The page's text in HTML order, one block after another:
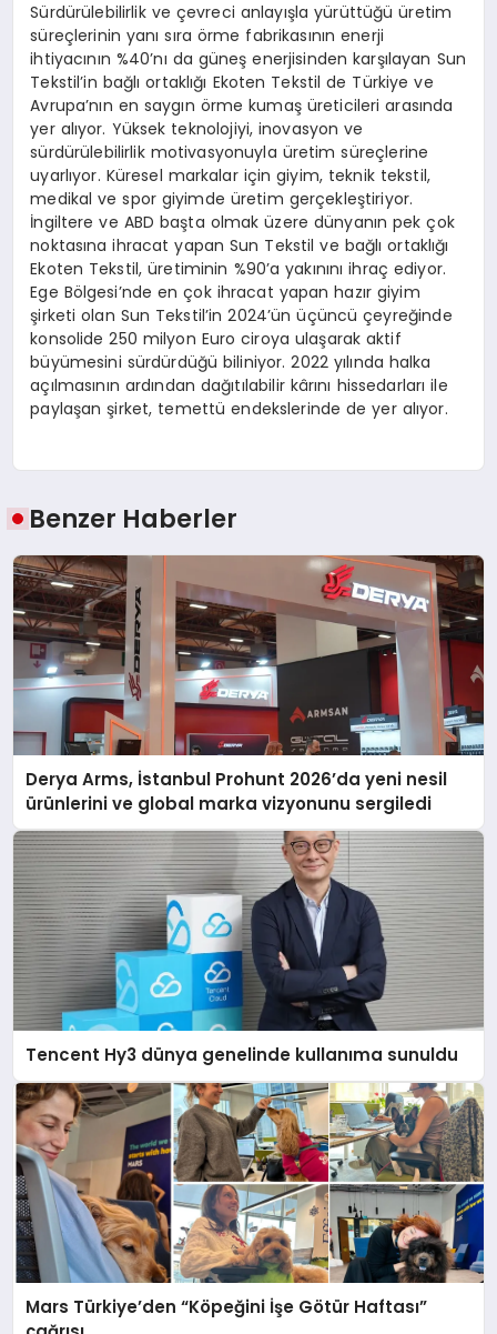
Sürdürülebilirlik ve çevreci anlayışla yürüttüğü üretim
süreçlerinin yanı sıra örme fabrikasının enerji
ihtiyacının %40’nı da güneş enerjisinden karşılayan Sun
Tekstil’in bağlı ortaklığı Ekoten Tekstil de Türkiye ve
Avrupa’nın en saygın örme kumaş üreticileri arasında
yer alıyor. Yüksek teknolojiyi, inovasyon ve
sürdürülebilirlik motivasyonuyla üretim süreçlerine
uyarlıyor. Küresel markalar için giyim, teknik tekstil,
medikal ve spor giyimde üretim gerçekleştiriyor.
İngiltere ve ABD başta olmak üzere dünyanın pek çok
noktasına ihracat yapan Sun Tekstil ve bağlı ortaklığı
Ekoten Tekstil, üretiminin %90’a yakınını ihraç ediyor.
Ege Bölgesi’nde en çok ihracat yapan hazır giyim
şirketi olan Sun Tekstil’in 2024’ün üçüncü çeyreğinde
konsolide 250 milyon Euro ciroya ulaşarak aktif
büyümesini sürdürdüğü biliniyor. 2022 yılında halka
açılmasının ardından dağıtılabilir kârını hissedarları ile
paylaşan şirket, temettü endekslerinde de yer alıyor.
Benzer Haberler
Derya Arms, İstanbul Prohunt 2026’da yeni nesil
ürünlerini ve global marka vizyonunu sergiledi
Tencent Hy3 dünya genelinde kullanıma sunuldu
Mars Türkiye’den “Köpeğini İşe Götür Haftası”